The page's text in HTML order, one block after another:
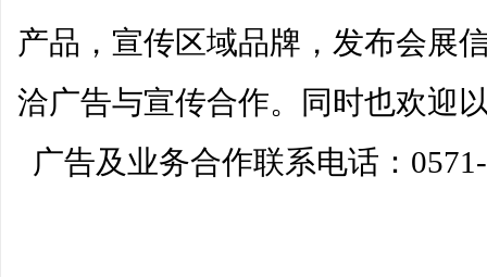
产品，宣传区域品牌，发布会展
洽广告与宣传合作。同时也欢迎
广告及业务合作联系电话：0571-